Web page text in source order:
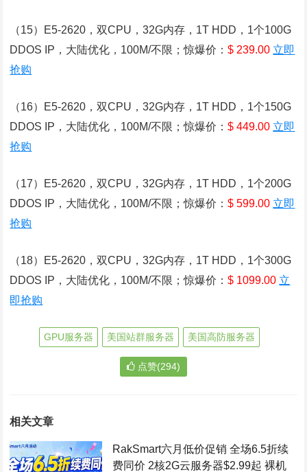
（15）E5-2620，双CPU，32G内存，1T HDD，1个100G
DDOS IP，大陆优化，100M/不限；惊爆价：$ 239.00 立即
抢购
（16）E5-2620，双CPU，32G内存，1T HDD，1个150G
DDOS IP，大陆优化，100M/不限；惊爆价：$ 449.00 立即
抢购
（17）E5-2620，双CPU，32G内存，1T HDD，1个200G
DDOS IP，大陆优化，100M/不限；惊爆价：$ 599.00 立即
抢购
（18）E5-2620，双CPU，32G内存，1T HDD，1个300G
DDOS IP，大陆优化，100M/不限；惊爆价：$ 1099.00 立
即抢购
GPU服务器 美国站群服务器 美国高防服务器
点赞(294)
相关文章
RakSmart六月低价促销 全场6.5折续
费同价 2核2G云服务器$2.99起 裸机